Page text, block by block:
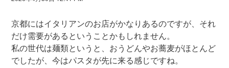
京都にはイタリアンのお店がかなりあるのですが、それ
だけ需要があるということかもしれません。
私の世代は麺類というと、おうどんやお蕎麦がほとんど
でしたが、今はパスタが先に来る感じですね。